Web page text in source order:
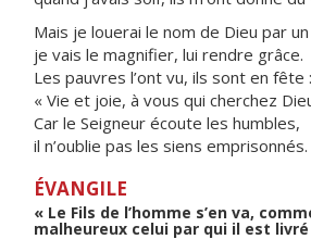
Mais je louerai le nom de Dieu par
je vais le magnifier, lui rendre grâce.
Les pauvres l’ont vu, ils sont en fête :
« Vie et joie, à vous qui cherchez
Car le Seigneur écoute les humbles,
il n’oublie pas les siens emprisonnés.
ÉVANGILE
« Le Fils de l’homme s’en va,
malheureux celui par qui il est livré